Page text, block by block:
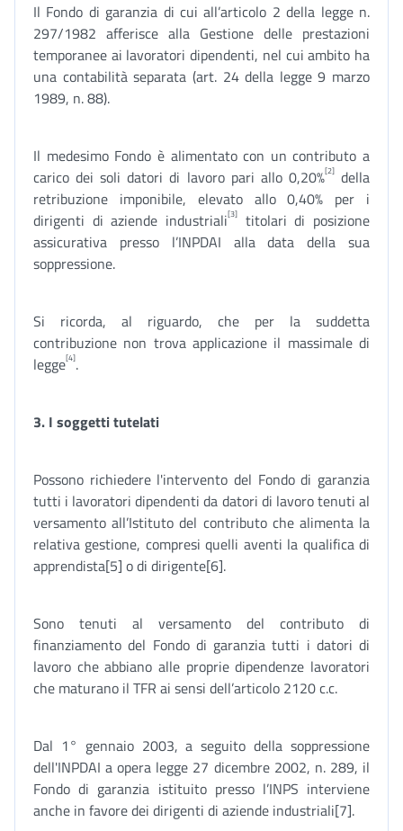
Il Fondo di garanzia di cui all’articolo 2 della legge n.
297/1982 afferisce alla Gestione delle prestazioni
temporanee ai lavoratori dipendenti, nel cui ambito ha
una contabilità separata (art. 24 della legge 9 marzo
1989, n. 88).
Il medesimo Fondo è alimentato con un contributo a
carico dei soli datori di lavoro pari allo 0,20%[2]della
retribuzione imponibile, elevato allo 0,40% per i
dirigenti di aziende industriali[3]
titolari di posizione
assicurativa presso l’INPDAI alla data della sua
soppressione.
Si ricorda, al riguardo, che per la suddetta
contribuzione non trova applicazione il massimale di
legge[4].
3. I soggetti tutelati
Possono richiedere l'intervento del Fondo di garanzia
tutti i lavoratori dipendenti da datori di lavoro tenuti al
versamento all’Istituto del contributo che alimenta la
relativa gestione, compresi quelli aventi la qualifica di
apprendista[5] o di dirigente[6].
Sono tenuti al versamento del contributo di
finanziamento del Fondo di garanzia tutti i datori di
lavoro che abbiano alle proprie dipendenze lavoratori
che maturano il TFR ai sensi dell’articolo 2120 c.c.
Dal 1° gennaio 2003, a seguito della soppressione
dell'INPDAI a opera legge 27 dicembre 2002, n. 289, il
Fondo di garanzia istituito presso l’INPS interviene
anche in favore dei dirigenti di aziende industriali[7].